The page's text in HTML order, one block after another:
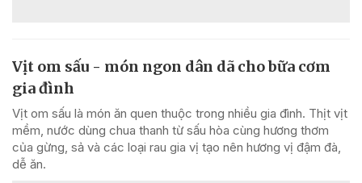
Vịt om sấu - món ngon dân dã cho bữa cơm
gia đình
Vịt om sấu là món ăn quen thuộc trong nhiều gia đình. Thịt vịt
mềm, nước dùng chua thanh từ sấu hòa cùng hương thơm
của gừng, sả và các loại rau gia vị tạo nên hương vị đậm đà,
dễ ăn.